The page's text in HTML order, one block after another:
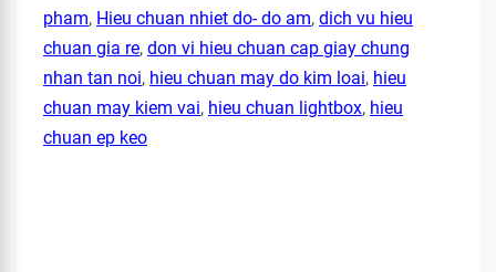
pham, Hieu chuan nhiet do- do am, dich vu hieu
chuan gia re, don vi hieu chuan cap giay chung
nhan tan noi, hieu chuan may do kim loai, hieu
chuan may kiem vai, hieu chuan lightbox, hieu
chuan ep keo